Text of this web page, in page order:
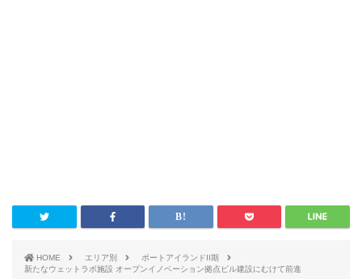
HOME エリア別
ポートアイランドII期
新たなウェットラボ施設 オープンイノベーション拠点ビル建設にむけて前進